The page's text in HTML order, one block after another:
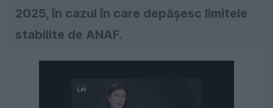
2025, în cazul în care depășesc limitele
stabilite de ANAF.